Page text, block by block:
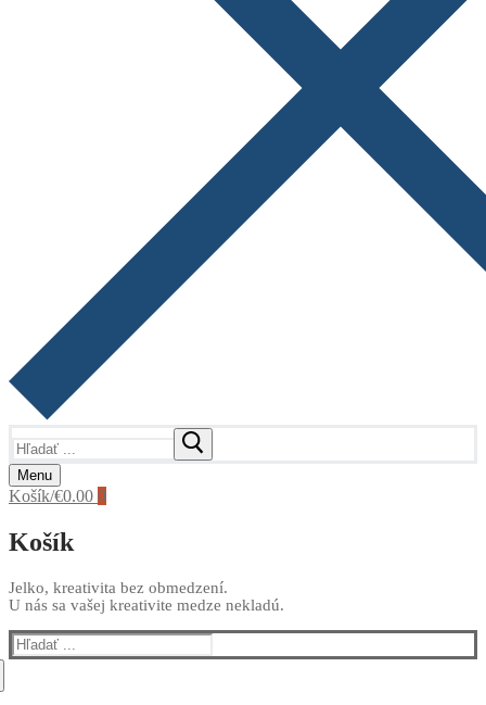
Menu
Košík/€0.00 0
Košík
Jelko, kreativita bez obmedzení.
U nás sa vašej kreativite medze nekladú.
Hľadať: